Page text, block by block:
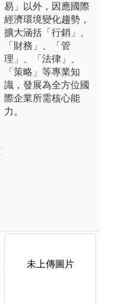
易」以外，因應國際
經濟環境變化趨勢，
擴大涵括「行銷」、
「財務」、「管
理」、「法律」、
「策略」等專業知
識，發展為全方位國
際企業所需核心能
力。
未上傳圖片